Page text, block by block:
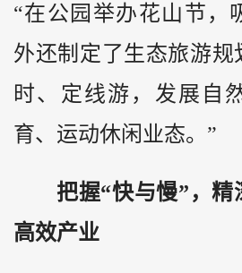
“在公园举办花山节，
外还制定了生态旅游规
时、定线游，发展自
育、运动休闲业态。”
把握“快与慢”，
高效产业